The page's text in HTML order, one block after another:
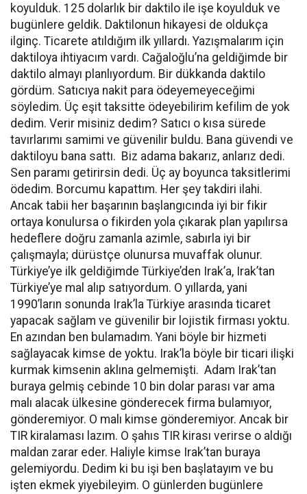
koyulduk. 125 dolarlık bir daktilo ile işe koyulduk ve
bugünlere geldik. Daktilonun hikayesi de oldukça
ilginç. Ticarete atıldığım ilk yıllardı. Yazışmalarım için
daktiloya ihtiyacım vardı. Cağaloğlu’na geldiğimde bir
daktilo almayı planlıyordum. Bir dükkanda daktilo
gördüm. Satıcıya nakit para ödeyemeyeceğimi
söyledim. Üç eşit taksitte ödeyebilirim kefilim de yok
dedim. Verir misiniz dedim? Satıcı o kısa sürede
tavırlarımı samimi ve güvenilir buldu. Bana güvendi ve
daktiloyu bana sattı. Biz adama bakarız, anlarız dedi.
Sen paramı getirirsin dedi. Üç ay boyunca taksitlerimi
ödedim. Borcumu kapattım. Her şey takdiri ilahi.
Ancak tabii her başarının başlangıcında iyi bir fikir
ortaya konulursa o fikirden yola çıkarak plan yapılırsa
hedeflere doğru zamanla azimle, sabırla iyi bir
çalışmayla; dürüstçe olunursa muvaffak olunur.
Türkiye’ye ilk geldiğimde Türkiye’den Irak’a, Irak’tan
Türkiye’ye mal alıp satıyordum. O yıllarda, yani
1990’ların sonunda Irak’la Türkiye arasında ticaret
yapacak sağlam ve güvenilir bir lojistik firması yoktu.
En azından ben bulamadım. Yani böyle bir hizmeti
sağlayacak kimse de yoktu. Irak’la böyle bir ticari ilişki
kurmak kimsenin aklına gelmemişti. Adam Irak’tan
buraya gelmiş cebinde 10 bin dolar parası var ama
malı alacak ülkesine gönderecek firma bulamıyor,
gönderemiyor. O malı kimse gönderemiyor. Ancak bir
TIR kiralaması lazım. O şahıs TIR kirası verirse o aldığı
maldan zarar eder. Haliyle kimse Irak’tan buraya
gelemiyordu. Dedim ki bu işi ben başlatayım ve bu
işten ekmek yiyebileyim. O günlerden bugünlere